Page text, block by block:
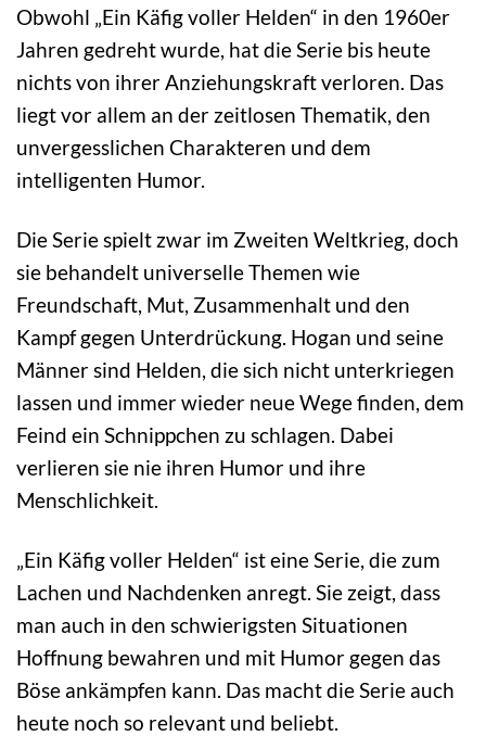
Obwohl „Ein Käfig voller Helden“ in den 1960er
Jahren gedreht wurde, hat die Serie bis heute
nichts von ihrer Anziehungskraft verloren. Das
liegt vor allem an der zeitlosen Thematik, den
unvergesslichen Charakteren und dem
intelligenten Humor.
Die Serie spielt zwar im Zweiten Weltkrieg, doch
sie behandelt universelle Themen wie
Freundschaft, Mut, Zusammenhalt und den
Kampf gegen Unterdrückung. Hogan und seine
Männer sind Helden, die sich nicht unterkriegen
lassen und immer wieder neue Wege finden, dem
Feind ein Schnippchen zu schlagen. Dabei
verlieren sie nie ihren Humor und ihre
Menschlichkeit.
„Ein Käfig voller Helden“ ist eine Serie, die zum
Lachen und Nachdenken anregt. Sie zeigt, dass
man auch in den schwierigsten Situationen
Hoffnung bewahren und mit Humor gegen das
Böse ankämpfen kann. Das macht die Serie auch
heute noch so relevant und beliebt.